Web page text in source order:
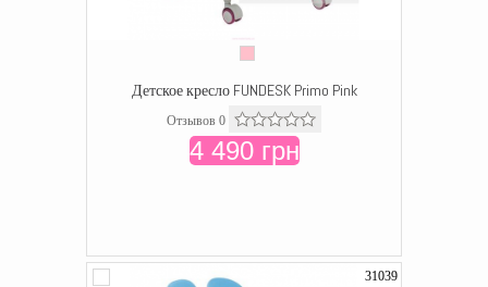
Детское кресло FUNDESK Primo Pink
Отзывов 0
4 490 грн
31039